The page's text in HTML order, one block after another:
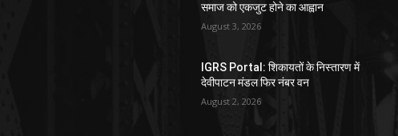
समाज को एकजुट होने का आह्वान
August 3, 2026
IGRS Portal: शिकायतों के निस्तारण में
देवीपाटन मंडल फिर नंबर वन
August 2, 2026